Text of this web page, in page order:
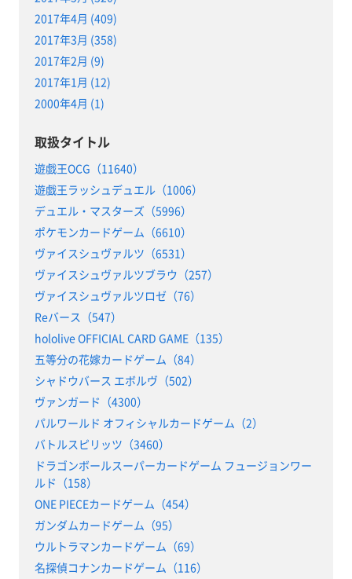
2017年4月 (409)
2017年3月 (358)
2017年2月 (9)
2017年1月 (12)
2000年4月 (1)
取扱タイトル
遊戯王OCG（11640）
遊戯王ラッシュデュエル（1006）
デュエル・マスターズ（5996）
ポケモンカードゲーム（6610）
ヴァイスシュヴァルツ（6531）
ヴァイスシュヴァルツブラウ（257）
ヴァイスシュヴァルツロゼ（76）
Reバース（547）
hololive OFFICIAL CARD GAME（135）
五等分の花嫁カードゲーム（84）
シャドウバース エボルヴ（502）
ヴァンガード（4300）
パルワールド オフィシャルカードゲーム（2）
バトルスピリッツ（3460）
ドラゴンボールスーパーカードゲーム フュージョンワー
ルド（158）
ONE PIECEカードゲーム（454）
ガンダムカードゲーム（95）
ウルトラマンカードゲーム（69）
名探偵コナンカードゲーム（116）